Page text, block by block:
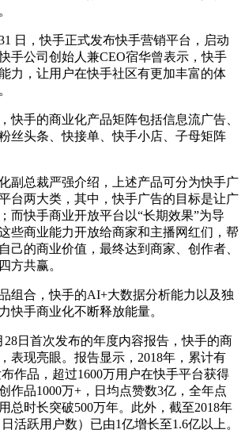
日，快手正式发布快手营销平台，启动
手公司创始人兼CEO宿华曾表示，快手
力，让用户在快手社区有更加丰富的体
手的商业化产品矩阵包括信息流广告、
丝头条、快接单、快手小店、子母矩阵
总裁严强介绍，上述产品可分为快手广
台两大类，其中，快手广告的目标是让广
而快手商业开放平台以“长期效果”为导
些商业能力开放给商家和主播网红们，帮
己的商业价值，最终达到商家、创作者、
方共赢。
合，快手的AI+大数据分析能力以及独
快手商业化不断释放能量。
日首次发布的年度内容报告，快手的商
表现亮眼。报告显示，2018年，累计有
作品，超过1600万用户在快手平台获得
作品1000万+，日均点赞数3亿，全年点
总时长突破500万年。此外，截至2018年
活跃用户数）已由1亿增长至1.6亿以上。